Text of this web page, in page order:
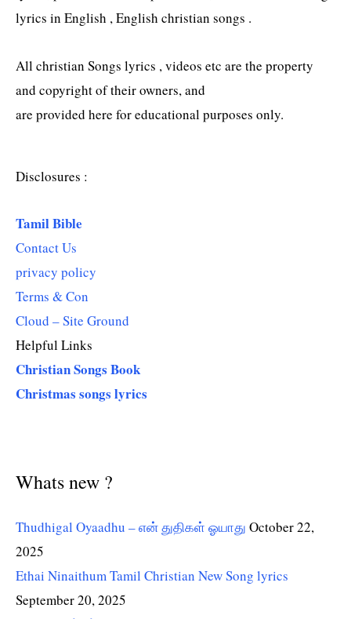
lyrics in English , English christian songs .
All christian Songs lyrics , videos etc are the property
and copyright of their owners, and
are provided here for educational purposes only.
Disclosures :
Tamil Bible
Contact Us
privacy policy
Terms & Con
Cloud – Site Ground
Helpful Links
Christian Songs Book
Christmas songs lyrics
Whats new ?
Thudhigal Oyaadhu – என் துதிகள் ஓயாது October 22,
2025
Ethai Ninaithum Tamil Christian New Song lyrics
September 20, 2025